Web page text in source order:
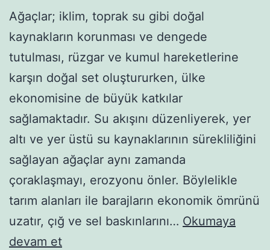
Ağaçlar; iklim, toprak su gibi doğal
kaynakların korunması ve dengede
tutulması, rüzgar ve kumul hareketlerine
karşın doğal set oluştururken, ülke
ekonomisine de büyük katkılar
sağlamaktadır. Su akışını düzenliyerek, yer
altı ve yer üstü su kaynaklarının sürekliliğini
sağlayan ağaçlar aynı zamanda
çoraklaşmayı, erozyonu önler. Böylelikle
tarım alanları ile barajların ekonomik ömrünü
uzatır, çığ ve sel baskınlarını… Okumaya
devam etAğaçlar